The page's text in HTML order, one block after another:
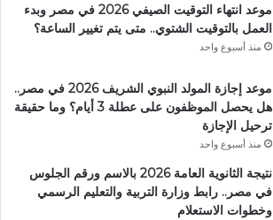
موعد انتهاء التوقيت الصيفي 2026 في مصر وبدء
العمل بالتوقيت الشتوي.. متى يتم تغيير الساعة؟
منذ أسبوع واحد
موعد إجازة المولد النبوي الشريف 2026 في مصر..
هل يحصل الموظفون على عطلة 3 أيام؟ وما حقيقة
ترحيل الإجازة
منذ أسبوع واحد
نتيجة الثانوية العامة 2026 بالاسم ورقم الجلوس
في مصر.. رابط وزارة التربية والتعليم الرسمي
وخطوات الاستعلام